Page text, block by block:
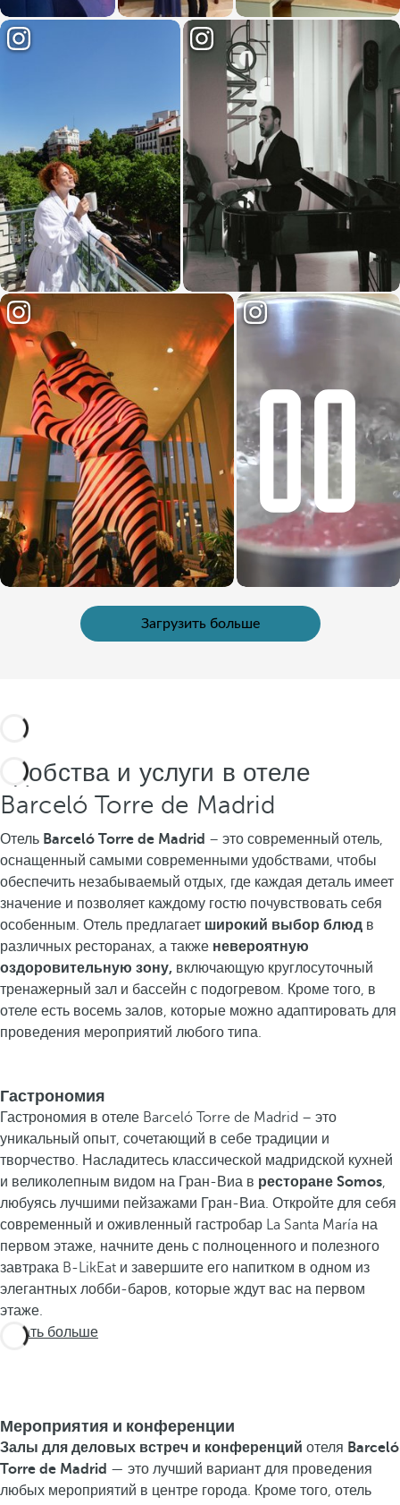
Загрузить больше
Удобства и услуги в отеле
Barceló Torre de Madrid
Отель Barceló Torre de Madrid – это современный отель,
оснащенный самыми современными удобствами, чтобы
обеспечить незабываемый отдых, где каждая деталь имеет
значение и позволяет каждому гостю почувствовать себя
особенным. Отель предлагает широкий выбор блюд в
различных ресторанах, а также невероятную
оздоровительную зону, включающую круглосуточный
тренажерный зал и бассейн с подогревом. Кроме того, в
отеле есть восемь залов, которые можно адаптировать для
проведения мероприятий любого типа.
Гастрономия
Гастрономия в отеле Barceló Torre de Madrid – это
уникальный опыт, сочетающий в себе традиции и
творчество. Насладитесь классической мадридской кухней
и великолепным видом на Гран-Виа в ресторане Somos,
любуясь лучшими пейзажами Гран-Виа. Откройте для себя
современный и оживленный гастробар La Santa María на
первом этаже, начните день с полноценного и полезного
завтрака B-LikEat и завершите его напитком в одном из
элегантных лобби-баров, которые ждут вас на первом
этаже.
Узнать больше
Мероприятия и конференции
Залы для деловых встреч и конференций отеля Barceló
Torre de Madrid — это лучший вариант для проведения
любых мероприятий в центре города. Кроме того, отель